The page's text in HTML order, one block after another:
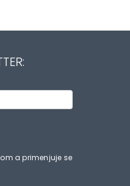
a primenjuje se